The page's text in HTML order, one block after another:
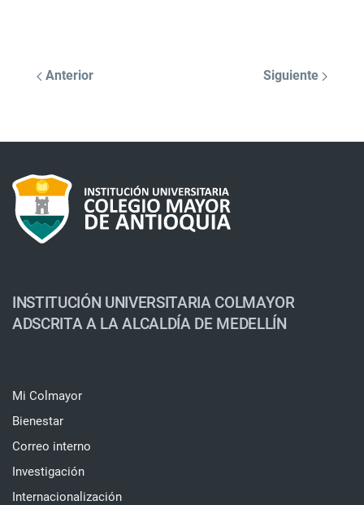
Anterior Siguiente
INSTITUCIÓN UNIVERSITARIA COLMAYOR
ADSCRITA A LA ALCALDÍA DE MEDELLÍN
Mi Colmayor
Bienestar
Correo interno
Investigación
Internacionalización